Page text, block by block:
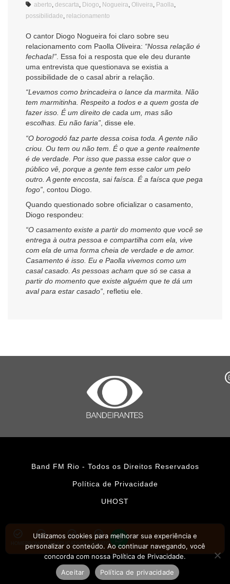
aberto descarta Diogo Nogueira Oliveira Paolla
possibilidade relacionamento
O cantor Diogo Nogueira foi claro sobre seu
relacionamento com Paolla Oliveira: “Nossa relação é
fechada!” . Essa foi a resposta que ele deu durante
uma entrevista que questionava se existia a
possibilidade de o casal abrir a relação.
“Levamos como brincadeira o lance da marmita. Não
tem marmitinha. Respeito a todos e a quem gosta de
fazer isso. É um direito de cada um, mas são
escolhas. Eu não faria” , disse ele.
“O borogodó faz parte dessa coisa toda. A gente não
criou. Ou tem ou não tem. É o que a gente realmente
é de verdade. Por isso que passa esse calor que o
público vê, porque a gente tem esse calor um pelo
outro. A gente encosta, sai faísca. É a faísca que pega
fogo” , contou Diogo.
Quando questionado sobre oficializar o casamento,
Diogo respondeu:
“O casamento existe a partir do momento que você se
entrega à outra pessoa e compartilha com ela, vive
com ela de uma forma cheia de verdade e de amor.
Casamento é isso. Eu e Paolla vivemos como um
casal casado. As pessoas acham que só se casa a
partir do momento que existe alguém que te dá um
aval para estar casado”, refletiu ele.
Band FM Rio - Todos os Direitos Reservados
Política de Privacidade
UHOST
PROMOÇÕESAPLICATIVOS CONTATO
Utilizamos cookies para melhorar sua experiência e
personalizar o conteúdo. Ao continuar navegando, você
concorda com nossa Política de Privacidade.
Aceitar
Política de privacidade